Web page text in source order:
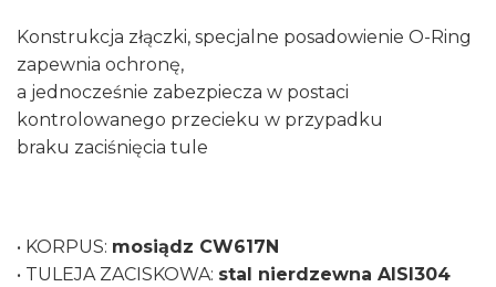
Konstrukcja złączki, specjalne posadowienie O-Ring
zapewnia ochronę,
a jednocześnie zabezpiecza w postaci
kontrolowanego przecieku w przypadku
braku zaciśnięcia tule
• KORPUS: mosiądz CW617N
• TULEJA ZACISKOWA: stal nierdzewna AISI304